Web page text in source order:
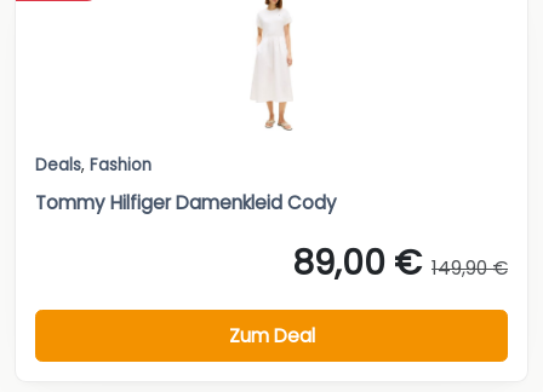
Deals, Fashion
Tommy Hilfiger Damenkleid Cody
89,00 € 149,90 €
Zum Deal